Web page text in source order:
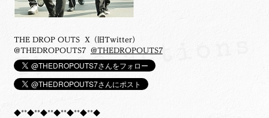
THE DROP OUTS X（旧Twitter）
@THEDROPOUTS7 @THEDROPOUTS7
◆**◆**◆**◆**◆**◆**◆